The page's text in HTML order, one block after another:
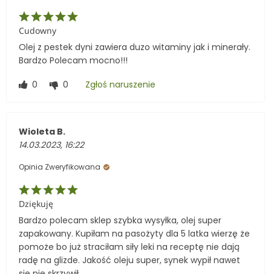
Cudowny
Olej z pestek dyni zawiera duzo witaminy jak i minerały.
Bardzo Polecam mocno!!!
0
0 Zgłoś naruszenie
Wioleta B.
14.03.2023, 16:22
Opinia Zweryfikowana
Dziękuję
Bardzo polecam sklep szybka wysyłka, olej super
zapakowany. Kupiłam na pasożyty dla 5 latka wierzę że
pomoże bo już straciłam siły leki na receptę nie dają
radę na glizde. Jakość oleju super, synek wypił nawet